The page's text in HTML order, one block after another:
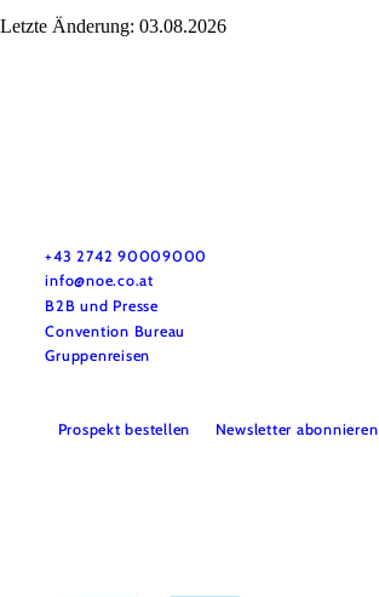
Letzte Änderung: 03.08.2026
+43 2742 90009000
info@noe.co.at
B2B und Presse
Convention Bureau
Gruppenreisen
Prospekt bestellen Newsletter abonnieren